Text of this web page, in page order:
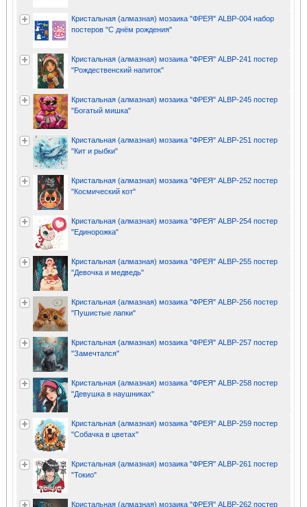
Кристальная (алмазная) мозаика "ФРЕЯ" ALBP-004 набор
постеров "С днём рождения"
Кристальная (алмазная) мозаика "ФРЕЯ" ALBP-241 постер
"Рождественский напиток"
Кристальная (алмазная) мозаика "ФРЕЯ" ALBP-245 постер
"Богатый мишка"
Кристальная (алмазная) мозаика "ФРЕЯ" ALBP-251 постер
"Кит и рыбки"
Кристальная (алмазная) мозаика "ФРЕЯ" ALBP-252 постер
"Космический кот"
Кристальная (алмазная) мозаика "ФРЕЯ" ALBP-254 постер
"Единорожка"
Кристальная (алмазная) мозаика "ФРЕЯ" ALBP-255 постер
"Девочка и медведь"
Кристальная (алмазная) мозаика "ФРЕЯ" ALBP-256 постер
"Пушистые лапки"
Кристальная (алмазная) мозаика "ФРЕЯ" ALBP-257 постер
"Замечтался"
Кристальная (алмазная) мозаика "ФРЕЯ" ALBP-258 постер
"Девушка в наушниках"
Кристальная (алмазная) мозаика "ФРЕЯ" ALBP-259 постер
"Собачка в цветах"
Кристальная (алмазная) мозаика "ФРЕЯ" ALBP-261 постер
"Токио"
Кристальная (алмазная) мозаика "ФРЕЯ" ALBP-262 постер